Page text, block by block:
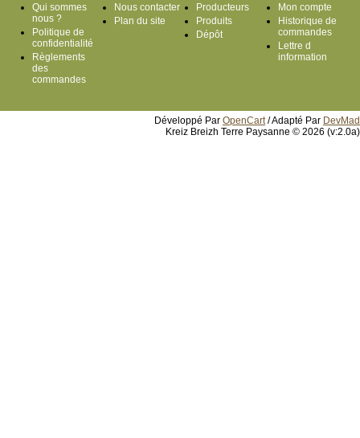
Qui sommes
nous ?
Politique de
confidentialité
Règlements
des
commandes
Nous contacter
Plan du site
Producteurs
Produits
Dépôt
Mon compte
Historique de
commandes
Lettre d
information
Développé Par OpenCart / Adapté Par DevMad
Kreiz Breizh Terre Paysanne © 2026 (v:2.0a)